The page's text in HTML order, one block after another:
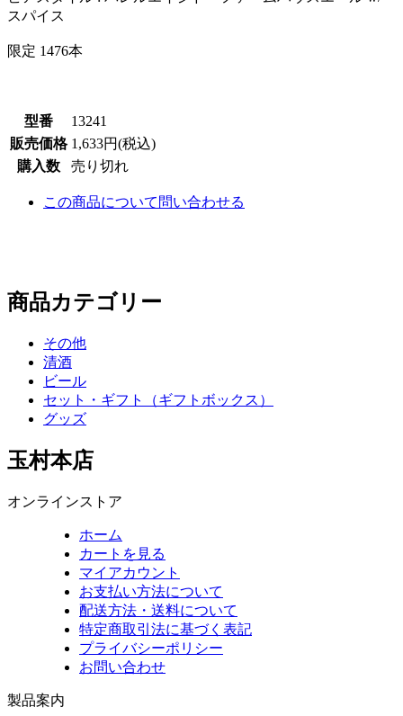
スパイス
限定 1476本
型番
13241
販売価格 1,633円(税込)
購入数
売り切れ
この商品について問い合わせる
商品カテゴリー
その他
清酒
ビール
セット・ギフト（ギフトボックス）
グッズ
玉村本店
オンラインストア
ホーム
カートを見る
マイアカウント
お支払い方法について
配送方法・送料について
特定商取引法に基づく表記
プライバシーポリシー
お問い合わせ
製品案内